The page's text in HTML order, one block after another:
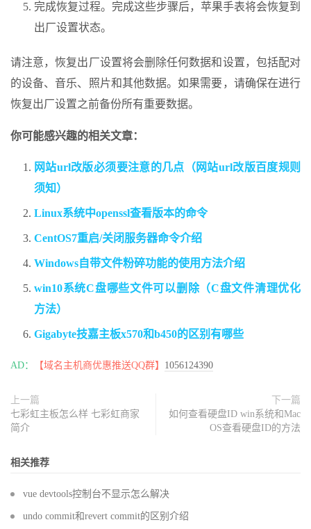
完成恢复过程。完成这些步骤后，苹果手表将会恢复到
出厂设置状态。
请注意，恢复出厂设置将会删除任何数据和设置，包括配对
的设备、音乐、照片和其他数据。如果需要，请确保在进行
恢复出厂设置之前备份所有重要数据。
你可能感兴趣的相关文章：
网站url改版必须要注意的几点（网站url改版百度规则
须知）
Linux系统中openssl查看版本的命令
CentOS7重启/关闭服务器命令介绍
Windows自带文件粉碎功能的使用方法介绍
win10系统C盘哪些文件可以删除（C盘文件清理优化
方法）
Gigabyte技嘉主板x570和b450的区别有哪些
AD： 【域名主机商优惠推送QQ群】 1056124390
上一篇
七彩虹主板怎么样 七彩虹商家
简介
下一篇
如何查看硬盘ID win系统和Mac
OS查看硬盘ID的方法
相关推荐
vue devtools控制台不显示怎么解决
undo commit和revert commit的区别介绍